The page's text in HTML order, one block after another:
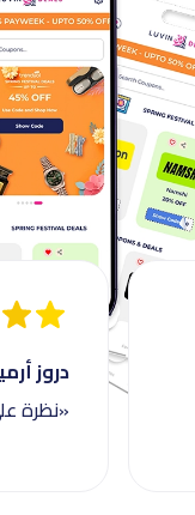
دروز
«نظرة